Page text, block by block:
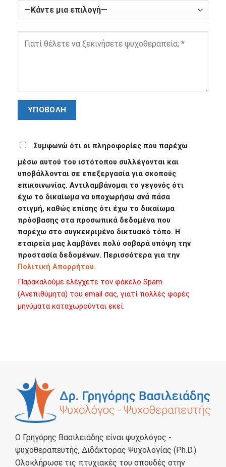
Συμφωνώ ότι οι πληροφορίες που παρέχω
μέσω αυτού του ιστότοπου συλλέγονται και
υποβάλλονται σε επεξεργασία για σκοπούς
επικοινωνίας. Αντιλαμβάνομαι το γεγονός ότι
έχω το δικαίωμα να υποχωρήσω ανά πάσα
στιγμή, καθώς επίσης ότι έχω το δικαίωμα
πρόσβασης στα προσωπικά δεδομένα που
παρέχω στο συγκεκριμένο δικτυακό τόπο. Η
εταιρεία μας λαμβάνει πολύ σοβαρά υπόψη την
προστασία δεδομένων. Περισσότερα για την
Πολιτική Απορρήτου.
Παρακαλούμε ελέγχετε τον φάκελο Spam
(Ανεπιθύμητα) του email σας, γιατί πολλές φορές
μηνύματα καταχωρούνται εκεί.
Ο Γρηγόρης Βασιλειάδης είναι ψυχολόγος -
ψυχοθεραπευτής, Διδάκτορας Ψυχολογίας (Ph.D.).
Ολοκλήρωσε τις πτυχιακές του σπουδές στην